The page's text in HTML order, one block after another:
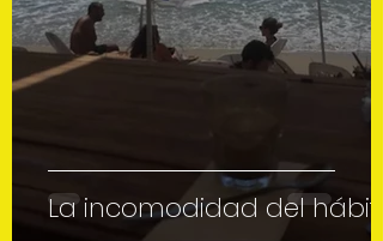
La incomodidad del hábito